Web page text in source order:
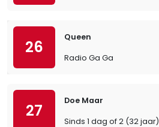
26
Queen
Radio Ga Ga
27
Doe Maar
Sinds 1 dag of 2 (32 jaar)